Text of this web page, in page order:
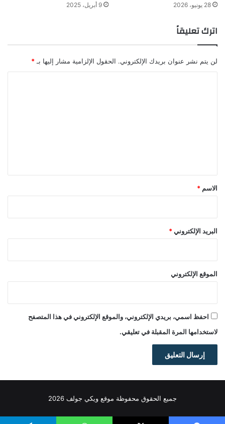
28 يونيو، 2026 9 أبريل، 2025
اترك تعليقاً
لن يتم نشر عنوان بريدك الإلكتروني. الحقول الإلزامية مشار إليها بـ *
*
الاسم *
البريد الإلكتروني *
الموقع الإلكتروني
احفظ اسمي، بريدي الإلكتروني، والموقع الإلكتروني في هذا المتصفح
لاستخدامها المرة المقبلة في تعليقي.
جميع الحقوق محفوظة موقع ويكي جولف 2026